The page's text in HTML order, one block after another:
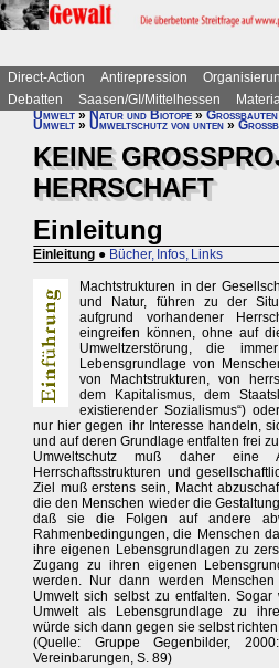
Direct-Action Antirepression
Debatten
Saasen/GI/Mittelhessen
Umwelt»Natur und Biotope»Großbauten
Umwelt » Umweltschutz von unten »
KEINE
HERRSCHAFT
Einleitung
Einleitung ● Bücher, Infos, Links
Machtstrukturen in der
und Natur, führen zu der
aufgrund vorhandener
eingreifen können, ohne auf
Umweltzerstörung, die
Lebensgrundlage von
von Machtstrukturen, von
dem Kapitalismus, dem
existierender Sozialismus“)
nur hier gegen ihr Interesse handeln,
und auf deren Grundlage entfalten frei
Umweltschutz muß daher eine
Herrschaftsstrukturen und
Ziel muß erstens sein, Macht
die den Menschen wieder die
daß sie die Folgen auf andere
Rahmenbedingungen, die Menschen
ihre eigenen Lebensgrundlagen zu
Zugang zu ihren eigenen
werden. Nur dann werden
Umwelt sich selbst zu entfalten.
Umwelt als Lebensgrundlage zu
würde sich dann gegen sie selbst
(Quelle: Gruppe Gegenbilder,
Vereinbarungen, S. 89)